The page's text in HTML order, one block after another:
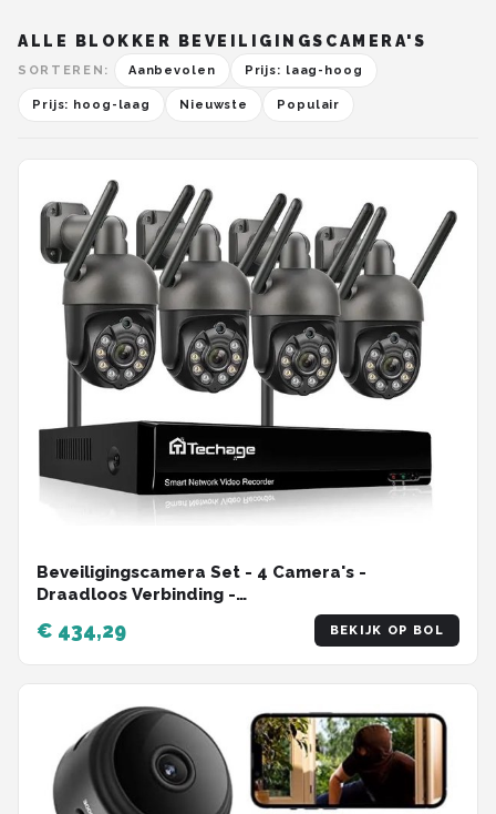
ALLE BLOKKER BEVEILIGINGSCAMERA'S
SORTEREN: Aanbevolen Prijs: laag-hoog
Prijs: hoog-laag Nieuwste Populair
Beveiligingscamera Set - 4 Camera's -
Draadloos Verbinding -
Camerabewakingssysteem - 3TB - Twee-weg
audio - Grote Opslag
€ 434,29 BEKIJK OP BOL